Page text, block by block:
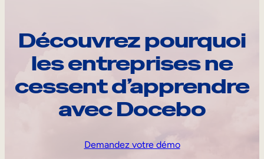
Découvrez pourquoi
les entreprises ne
cessent d’apprendre
avec Docebo
Demandez votre démo